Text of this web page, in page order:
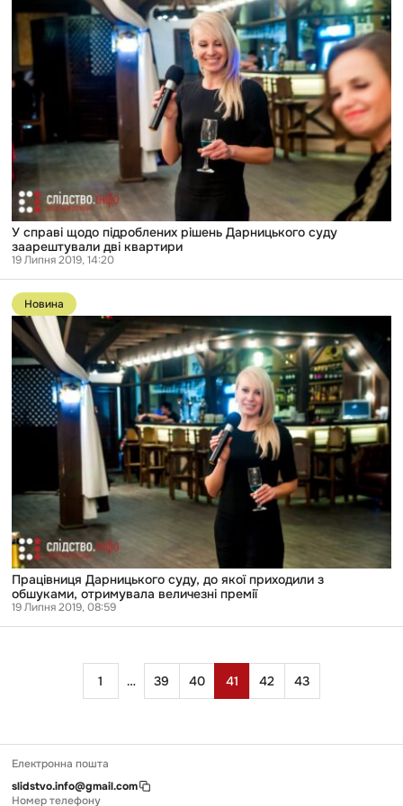
щодо
підроблених
рішень
Дарницького
суду
заарештували
квартири
У справі щодо підроблених рішень Дарницького суду
заарештували дві квартири
19 Липня 2019, 14:20
Перейти
до
публікації
Працівниця
Дарницького
суду,
до
якої
приходили
обшуками,
отримувала
Новина
Працівниця Дарницького суду, до якої приходили з
обшуками, отримувала величезні премії
19 Липня 2019, 08:59
Пагінація
1 … 39 40 41 42 43
Електронна пошта
slidstvo.info@gmail.com
Номер телефону